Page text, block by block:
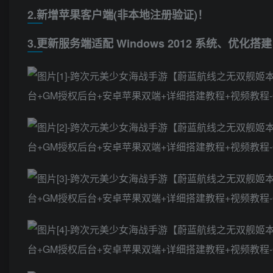
2.新增苹果客户端(非本地注册验证)！
3.更新服务端适配 Windows 2012 系统、优化搭